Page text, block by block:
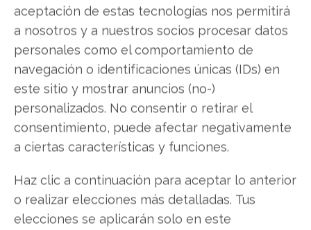
aceptación de estas tecnologías nos permitirá
a nosotros y a nuestros socios procesar datos
personales como el comportamiento de
navegación o identificaciones únicas (IDs) en
este sitio y mostrar anuncios (no-)
personalizados. No consentir o retirar el
consentimiento, puede afectar negativamente
a ciertas características y funciones.
Haz clic a continuación para aceptar lo anterior
o realizar elecciones más detalladas. Tus
elecciones se aplicarán solo en este
Lo más probable es que si poseemos unteléfono
celular moderno, contemos entre sus
características con la posibilidad de usar NFC.
Sin embargo, todavía no está demasiado claro
para la mayoría de los usuarios en que los puede
ayudar esta magnífica tecnologíamás allá de los
pagos electrónicos.NFC es una tecnología que
nos permite llevar a cabo una cantidad bastante
cuanto nos puede ayudar en nuestro trabajo
diario.